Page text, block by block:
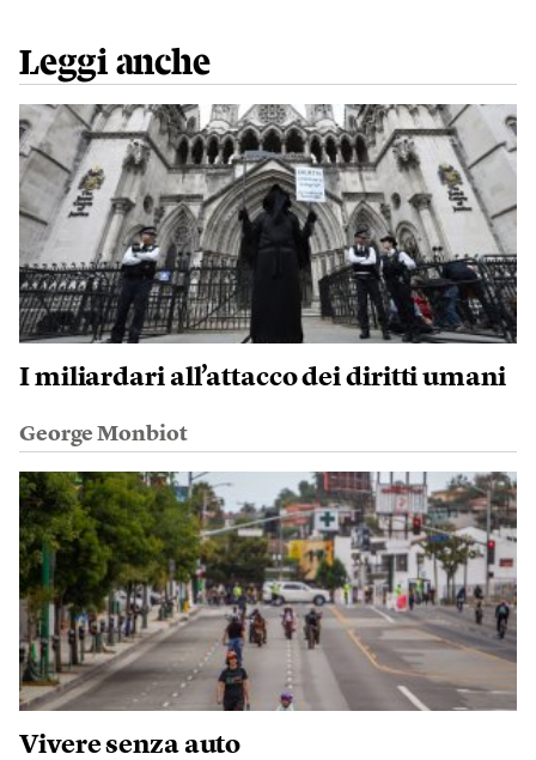
Leggi anche
I miliardari all’attacco dei diritti umani
George Monbiot
Vivere senza auto